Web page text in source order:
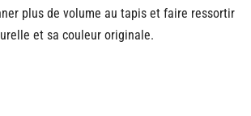
plus de volume au tapis et faire ressortir
et sa couleur originale.